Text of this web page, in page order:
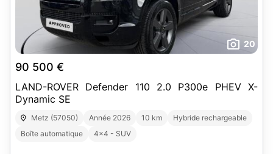
20
90 500 €
LAND-ROVER Defender 110 2.0 P300e PHEV X-
Dynamic SE
Metz (57050) Année 2026 10 km
Hybride rechargeable
Boîte automatique
4x4 - SUV